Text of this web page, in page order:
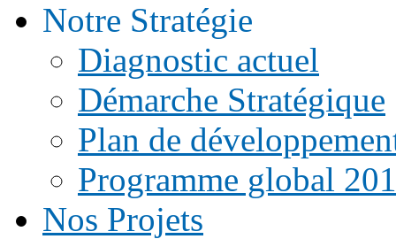
Notre Stratégie
Diagnostic actuel
Démarche Stratégique
Plan de
Programme global
Nos Projets